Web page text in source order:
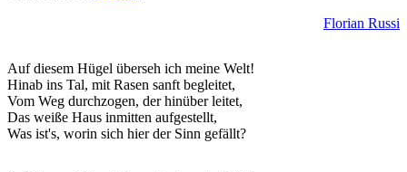
Florian Russi
Auf diesem Hügel überseh ich meine Welt!
Hinab ins Tal, mit Rasen sanft begleitet,
Vom Weg durchzogen, der hinüber leitet,
Das weiße Haus inmitten aufgestellt,
Was ist's, worin sich hier der Sinn gefällt?